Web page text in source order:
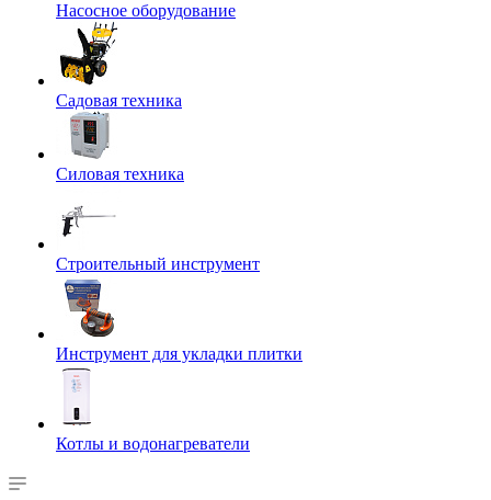
Насосное оборудование
Садовая техника
Силовая техника
Строительный инструмент
Инструмент для укладки плитки
Котлы и водонагреватели